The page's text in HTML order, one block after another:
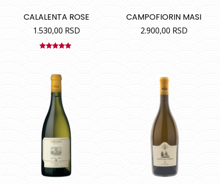
CALALENTA ROSE
1.530,00 RSD
CAMPOFIORIN MASI
2.900,00 RSD